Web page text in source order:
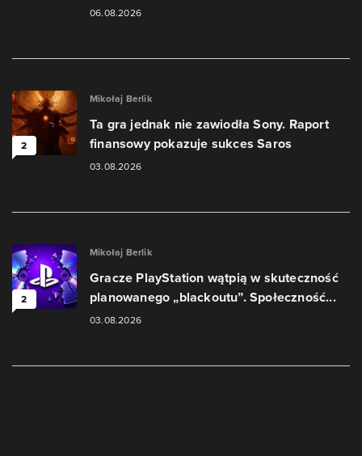
06.08.2026
2
Mikołaj Berlik
Ta gra jednak nie zawiodła Sony. Raport
finansowy pokazuje sukces Saros
03.08.2026
2
Mikołaj Berlik
Gracze PlayStation wątpią w skuteczność
planowanego „blackoutu”. Społeczność...
03.08.2026